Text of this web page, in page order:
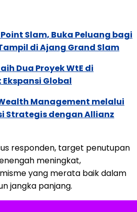
Point Slam, Buka Peluang bagi
di Ajang Grand Slam
Dua Proyek WtE di
Global
Management melalui
Strategis dengan Allianz
responden, target penutupan
meningkat,
yang merata baikdalam
jangka panjang.